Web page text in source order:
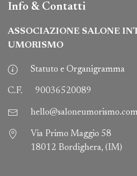
Info & Contatti
ASSOCIAZIONE SALONE
UMORISMO
Statuto e Organigramma
C.F. 90036520089
Via Primo Maggio 58
18012 Bordighera, (IM)